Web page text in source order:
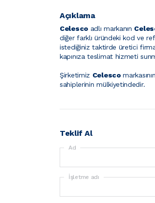
Açıklama
Celescoadlı markanın
diğer farklı üründeki kod ve
istediğiniz taktirde üretici
kapınıza teslimat hizmeti
Şirketimiz Celesco
sahiplerinin mülkiyetindedir.
Teklif Al
Ad
İşletme adı